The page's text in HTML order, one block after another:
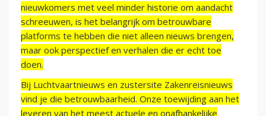
nieuwkomers met veel minder historie om aandacht
schreeuwen, is het belangrijk om betrouwbare
platforms te hebben die niet alleen nieuws brengen,
maar ook perspectief en verhalen die er echt toe
doen.
Bij Luchtvaartnieuws en zustersite Zakenreisnieuws
vind je die betrouwbaarheid. Onze toewijding aan het
leveren van het meest actuele en onafhankelijke